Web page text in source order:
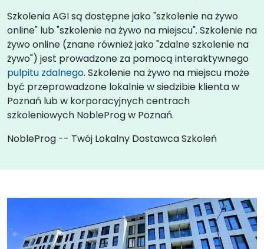
Szkolenia AGI są dostępne jako "szkolenie na żywo
online" lub "szkolenie na żywo na miejscu". Szkolenie na
żywo online (znane również jako "zdalne szkolenie na
żywo") jest prowadzone za pomocą interaktywnego
pulpitu zdalnego. Szkolenie na żywo na miejscu może
być przeprowadzone lokalnie w siedzibie klienta w
Poznań lub w korporacyjnych centrach
szkoleniowych NobleProg w Poznań.
NobleProg -- Twój Lokalny Dostawca Szkoleń